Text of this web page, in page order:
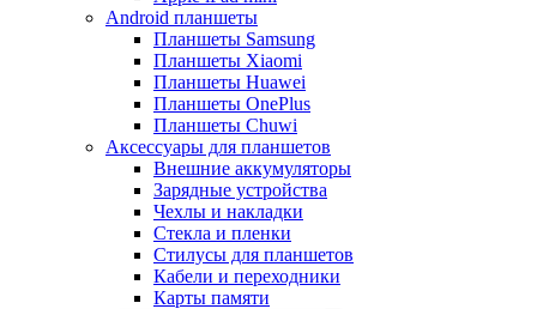
Android планшеты
Планшеты Samsung
Планшеты Xiaomi
Планшеты Huawei
Планшеты OnePlus
Планшеты Chuwi
Аксессуары для планшетов
Внешние аккумуляторы
Зарядные устройства
Чехлы и накладки
Стекла и пленки
Стилусы для планшетов
Кабели и переходники
Карты памяти